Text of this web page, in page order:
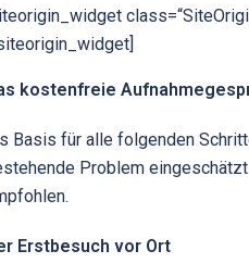
kostenfreie
Basis für alle folgenden
Problem
Erstbesuch vor Ort